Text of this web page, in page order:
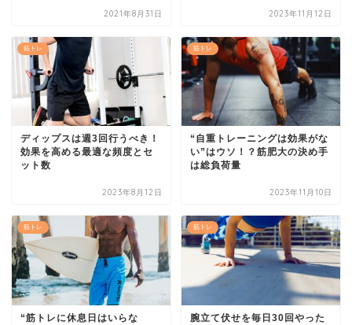
2021年8月31日 2023年11月12日
筋トレ
ディップスは週3回行うべき！
効果を高める最適な頻度とセ
ット数
2023年8月12日
筋トレ
“自重トレーニングは効果がな
い”はウソ！？筋肥大の決め手
は総負荷量
2023年11月10日
筋トレ
“筋トレに休息日はいらな
筋トレ
腕立て伏せを毎日30回やった